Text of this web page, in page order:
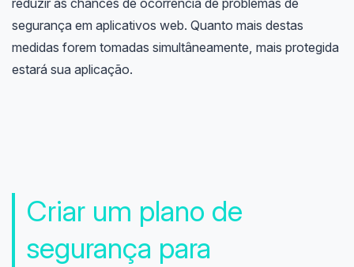
segurança em aplicativos web. Quanto mais destas
medidas forem tomadas simultâneamente, mais protegida
estará sua aplicação.
Criar um plano de
segurança para